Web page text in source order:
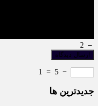
=
2
−
5
=
1
جديدترين ها